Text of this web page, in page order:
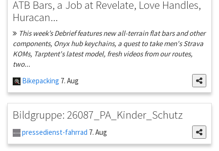
ATB Bars, a Job at Revelate, Love Handles,
Huracan...
This week’s Debrief features new all-terrain flat bars and other
components, Onyx hub keychains, a quest to take men's Strava
KOMs, Tarptent's latest model, fresh videos from our routes,
two...
Bikepacking 7. Aug
Bildgruppe: 26087_PA_Kinder_Schutz
pressedienst-fahrrad 7. Aug